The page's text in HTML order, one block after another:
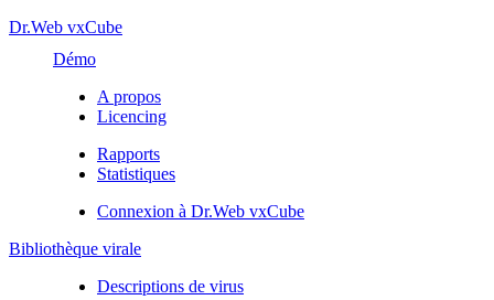
Dr.Web vxCube
Démo
A propos
Licencing
Rapports
Statistiques
Connexion à Dr.Web vxCube
Bibliothèque virale
Descriptions de virus